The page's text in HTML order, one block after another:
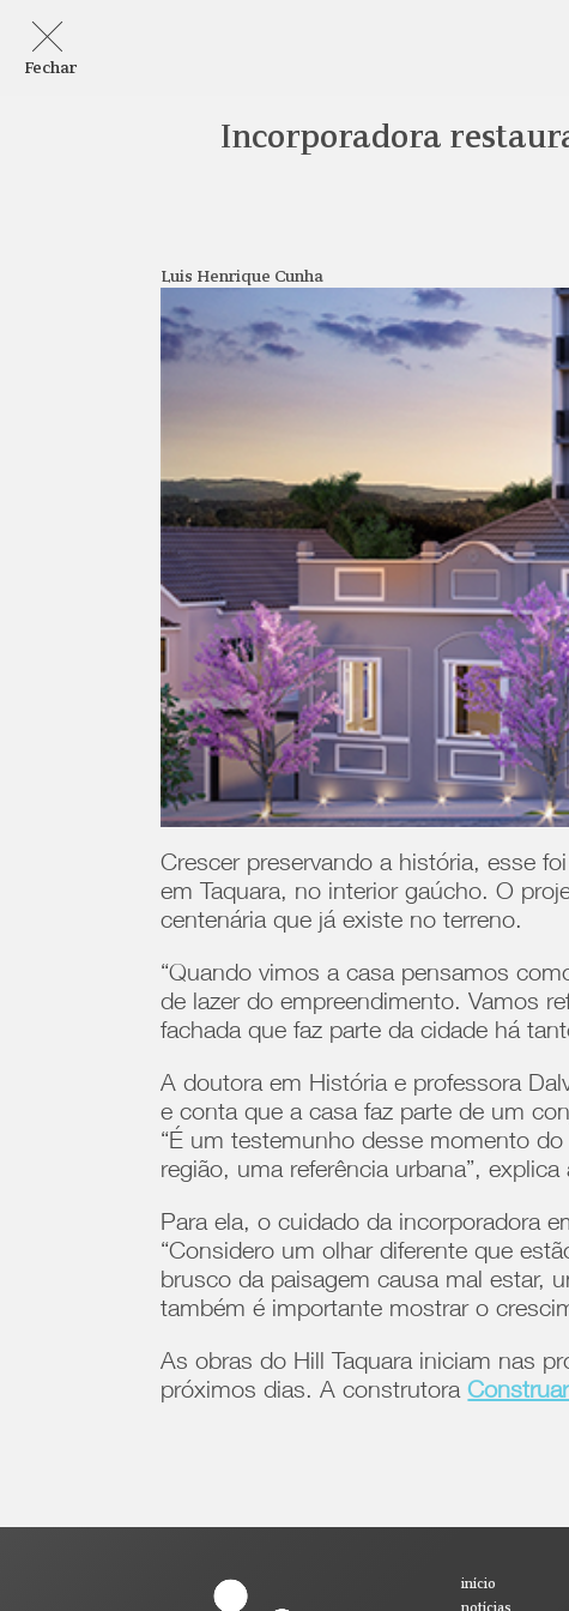
Fechar
Incorporadora
Luis Henrique Cunha
Crescer preservando a história, esse
em Taquara, no interior gaúcho. O
centenária que já existe no terreno.
“Quando vimos a casa pensamos
de lazer do empreendimento. Vamos
fachada que faz parte da cidade há
A doutora em História e professora
e conta que a casa faz parte de um
“É um testemunho desse momento
região, uma referência urbana”, explica
Para ela, o cuidado da incorporadora
“Considero um olhar diferente que
brusco da paisagem causa mal estar,
também é importante mostrar o
As obras do Hill Taquara iniciam nas
próximos dias. A construtora
início